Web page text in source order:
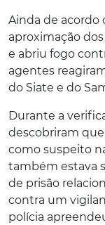
Ainda de acordo
aproximação
e abriu fogo
agentes
do Siate e do
Durante a
descobriram
como suspeito
também estava
de prisão
contra um
polícia